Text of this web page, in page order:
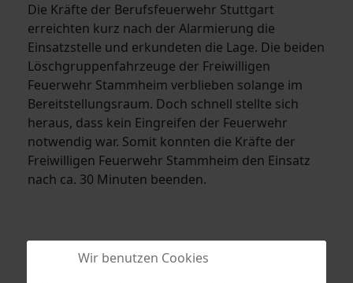
Die Kräfte der Berufsfeuerwehr Stuttgart
erreichten kurz nach der Alarmierung die
Einsatzstelle und erkundeten die Lage. Die beiden
Löschgruppenfahrzeuge der Freiwilligen
Feuerwehr Stammheim verblieben solange im
Bereitstellungsraum. Doch schnell stellte sich
heraus, dass kein Eingreifen der Feuerwehr
notwendig war. Somit konnten die Kräfte der
Freiwilligen Feuerwehr Stammheim den Einsatz
nach ca. 30 Minuten beenden.
Wir benutzen Cookies